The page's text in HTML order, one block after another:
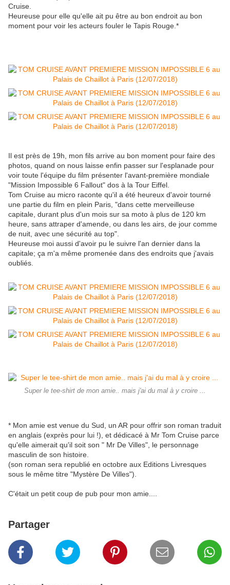
Cruise.
Heureuse pour elle qu'elle ait pu être au bon endroit au bon
moment pour voir les acteurs fouler le Tapis Rouge.*
Il est près de 19h, mon fils arrive au bon moment pour faire des
photos, quand on nous laisse enfin passer sur l'esplanade pour
voir toute l'équipe du film présenter l'avant-première mondiale
"Mission Impossible 6 Fallout" dos à la Tour Eiffel.
Tom Cruise au micro raconte qu'il a été heureux d'avoir tourné
une partie du film en plein Paris, "dans cette merveilleuse
capitale, durant plus d'un mois sur sa moto à plus de 120 km
heure, sans attraper d'amende, ou dans les airs, de jour comme
de nuit, avec une sécurité au top".
Heureuse moi aussi d'avoir pu le suivre l'an dernier dans la
capitale; ça m'a même promenée dans des endroits que j'avais
oubliés.
Super le tee-shirt de mon amie.. mais j'ai du mal à y croire ...
* Mon amie est venue du Sud, un AR pour offrir son roman traduit
en anglais (exprès pour lui !), et dédicacé à Mr Tom Cruise parce
qu'elle aimerait qu'il soit son " Mr De Villes", le personnage
masculin de son histoire.
(son roman sera republié en octobre aux Editions Livresques
sous le même titre "Mystère De Villes").
C'était un petit coup de pub pour mon amie....
Partager